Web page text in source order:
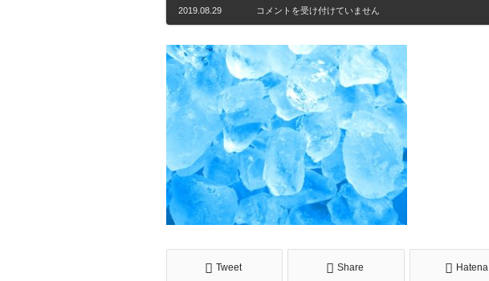
2019.08.29
氷
コメントを受け付けていません
Tweet Share Hatena